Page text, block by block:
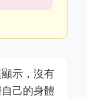
示，沒有
己的身體